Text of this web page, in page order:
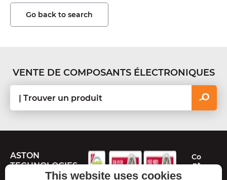
Go back to search
VENTE DE COMPOSANTS ÉLECTRONIQUES
ASTON
TECHNOLOGIES
Co
nt
This website uses cookies